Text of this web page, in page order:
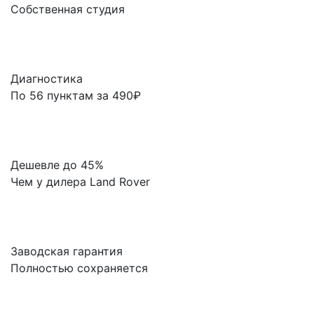
Собственная студия
Диагностика
По 56 пунктам за 490₽
Дешевле до 45%
Чем у дилера Land Rover
Заводская гарантия
Полностью сохраняется